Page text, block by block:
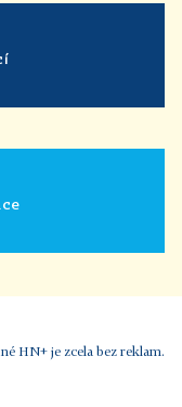
HN+ je zcela bez reklam.